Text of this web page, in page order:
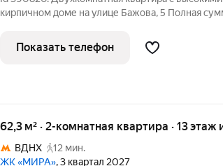
кирпичном доме на улице Бажова, 5 Полная
Показать телефон
62,3 м² · 2-комнатная квартира · 13 этаж
ВДНХ
12 мин.
ЖК «МИРА», 3 квартал 2027